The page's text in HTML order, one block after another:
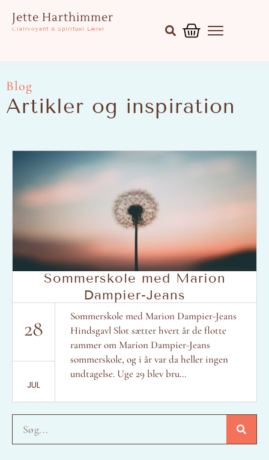
indholdet
Jette Harthimmer
Clairvoyant & Spirituel Lærer
Blog
Artikler og inspiration
Sommerskole med Marion
Dampier-Jeans
28
JUL
Sommerskole med Marion Dampier-Jeans
Hindsgavl Slot sætter hvert år de flotte
rammer om Marion Dampier-Jeans
sommerskole, og i år var da heller ingen
undtagelse. Uge 29 blev bru...